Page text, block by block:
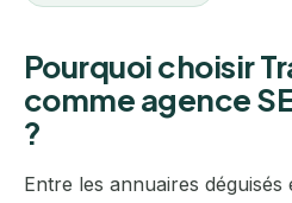
Pourquoi choisir
comme agence
?
Entre les annuaires déguisés